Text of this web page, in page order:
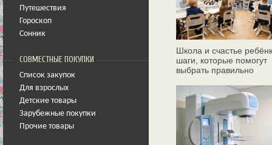
Путешествия
Гороскоп
Сонник
СОВМЕСТНЫЕ ПОКУПКИ
Список закупок
Для взрослых
Детские товары
Зарубежные покупки
Прочие товары
Школа и счастье
шаги, которые помогут
выбрать правильно